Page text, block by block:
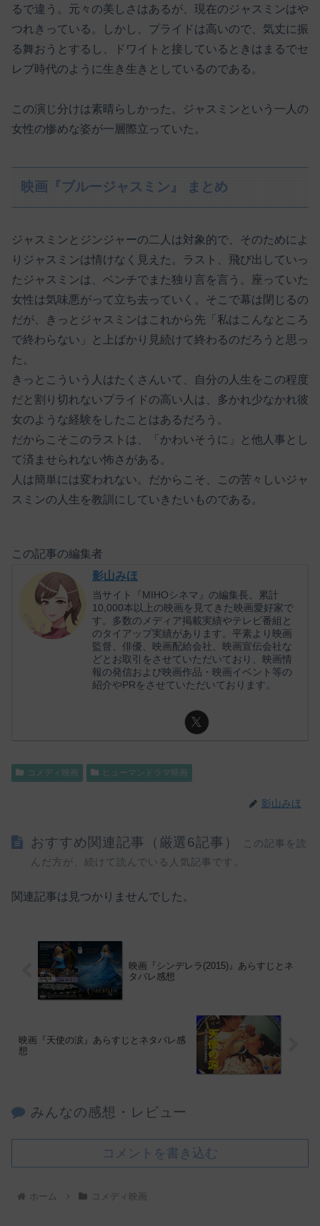
るで違う。元々の美しさはあるが、現在のジャスミンはや
つれきっている。しかし、プライドは高いので、気丈に振
る舞おうとするし、ドワイトと接しているときはまるでセ
レブ時代のように生き生きとしているのである。
この演じ分けは素晴らしかった。ジャスミンという一人の
女性の惨めな姿が一層際立っていた。
映画『ブルージャスミン』 まとめ
ジャスミンとジンジャーの二人は対象的で、そのためによ
りジャスミンは情けなく見えた。ラスト、飛び出していっ
たジャスミンは、ベンチでまた独り言を言う。座っていた
女性は気味悪がって立ち去っていく。そこで幕は閉じるの
だが、きっとジャスミンはこれから先「私はこんなところ
で終わらない」と上ばかり見続けて終わるのだろうと思っ
た。
きっとこういう人はたくさんいて、自分の人生をこの程度
だと割り切れないプライドの高い人は、多かれ少なかれ彼
女のような経験をしたことはあるだろう。
だからこそこのラストは、「かわいそうに」と他人事とし
て済ませられない怖さがある。
人は簡単には変われない。だからこそ、この苦々しいジャ
スミンの人生を教訓にしていきたいものである。
この記事の編集者
影山みほ
当サイト『MIHOシネマ』の編集長。累計
10,000本以上の映画を見てきた映画愛好家で
す。多数のメディア掲載実績やテレビ番組と
のタイアップ実績があります。平素より映画
監督、俳優、映画配給会社、映画宣伝会社な
どとお取引をさせていただいており、映画情
報の発信および映画作品・映画イベント等の
紹介やPRをさせていただいております。
コメディ映画 ヒューマンドラマ映画
影山みほ
おすすめ関連記事（厳選6記事）
この記事を読
んだ方が、続けて読んでいる人気記事です。
関連記事は見つかりませんでした。
映画『シンデレラ(2015)』あらすじとネ
タバレ感想
映画『天使の涙』あらすじとネタバレ感
想
みんなの感想・レビュー
コメントを書き込む
ホーム コメディ映画